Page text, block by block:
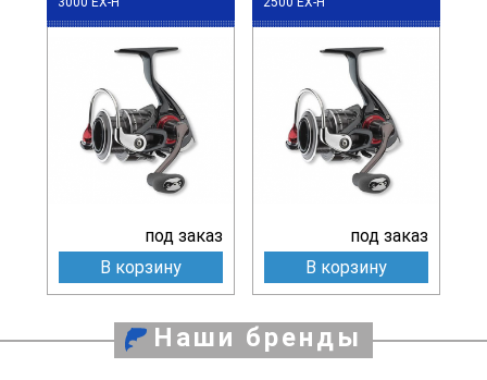
под заказ
В корзину
под заказ
В корзину
Наши бренды